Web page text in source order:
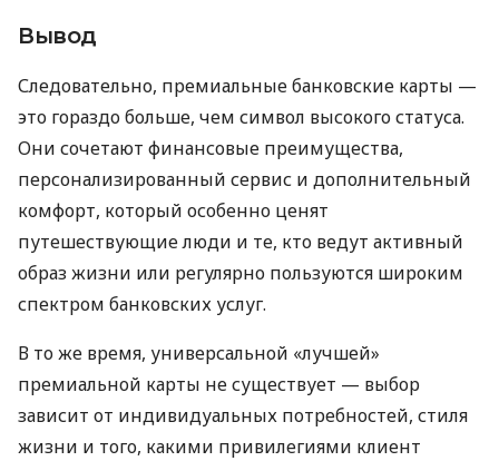
Вывод
Следовательно, премиальные банковские карты —
это гораздо больше, чем символ высокого статуса.
Они сочетают финансовые преимущества,
персонализированный сервис и дополнительный
комфорт, который особенно ценят
путешествующие люди и те, кто ведут активный
образ жизни или регулярно пользуются широким
спектром банковских услуг.
В то же время, универсальной «лучшей»
премиальной карты не существует — выбор
зависит от индивидуальных потребностей, стиля
жизни и того, какими привилегиями клиент